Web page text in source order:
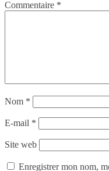
Commentaire *
Nom *
E-mail *
Site web
Enregistrer mon nom,